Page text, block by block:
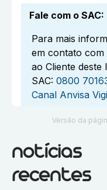
Fale com o SAC:
Para mais
em contato com
ao Cliente deste
SAC: 0800
Canal Anvisa
Versão da
notícias
recentes